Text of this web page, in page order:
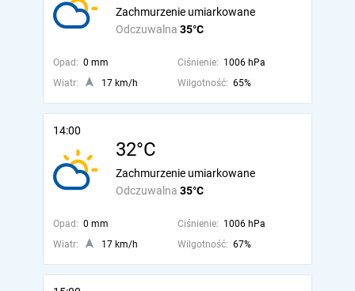
Odczuwalna 35°C
Zachmurzenie umiarkowane
Opad: 0 mm Ciśnienie: 1006 hPa
Wiatr:
17 km/h Wilgotność: 65%
14:00
32°C
Odczuwalna 35°C
Zachmurzenie umiarkowane
Opad: 0 mm Ciśnienie: 1006 hPa
Wiatr:
17 km/h Wilgotność: 67%